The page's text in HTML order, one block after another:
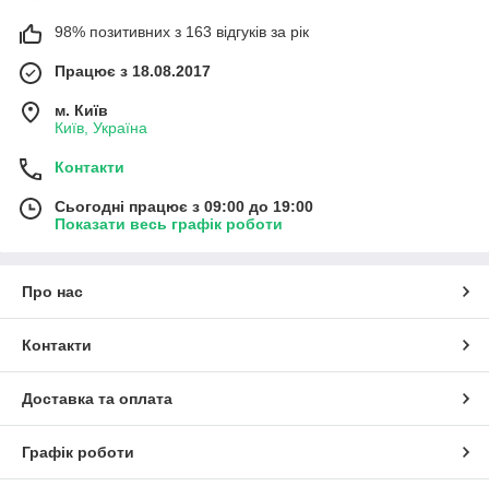
98% позитивних з 163 відгуків за рік
Працює з 18.08.2017
м. Київ
Київ, Україна
Контакти
Сьогодні працює з 09:00 до 19:00
Показати весь графік роботи
Про нас
Контакти
Доставка та оплата
Графік роботи